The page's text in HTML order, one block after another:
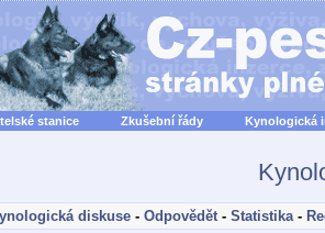
stanice Zkušební řády Kynologická
diskuse - Odpovědět- Statistika-